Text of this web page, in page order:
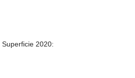
2020: